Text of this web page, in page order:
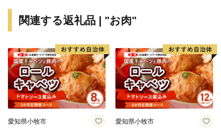
関連する返礼品 | "お肉"
愛知県小牧市 愛知県小牧市